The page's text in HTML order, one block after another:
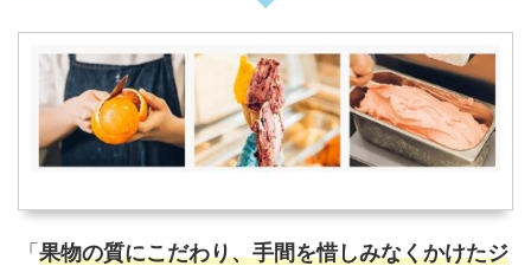
「果物の質にこだわり、手間を惜しみなくかけたジ